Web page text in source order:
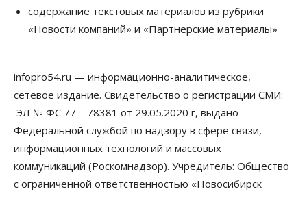
07 Августа 2026, 14:00
07 Августа 2026, 13:55
Авто Общество
Треть автовладельцев в Новосибирской области
«поставили машины на прикол»
07 Августа 2026, 13:00
Школы, библиотеки, пешеходные тротуары:
содержание текстовых материалов из рубрики
«Новости компаний» и «Партнерские материалы»
infopro54.ru — информационно-аналитическое,
сетевое издание. Свидетельство о регистрации СМИ:
ЭЛ № ФС 77 – 78381 от 29.05.2020 г, выдано
Федеральной службой по надзору в сфере связи,
информационных технологий и массовых
коммуникаций (Роскомнадзор). Учредитель: Общество
с ограниченной ответственностью «Новосибирск